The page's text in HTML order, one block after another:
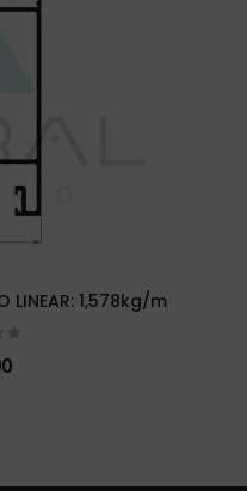
LINEAR: 1,578kg/m